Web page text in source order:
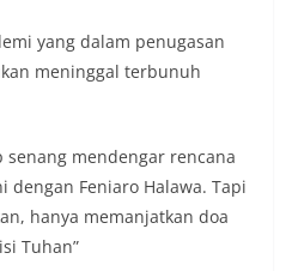
yang dalam penugasan
meninggal terbunuh
senang mendengar rencana
Feniaro Halawa. Tapi
hanya memanjatkan doa
Tuhan”